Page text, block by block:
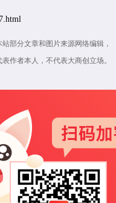
部分文章和图片来源网络编辑，
作者本人，不代表大商创立场。